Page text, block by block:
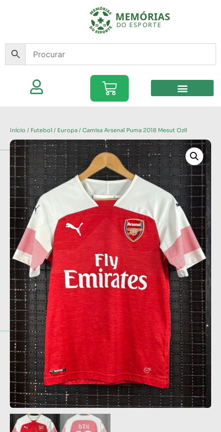
Início / Futebol / Europa / Camisa Arsenal Puma 2018 Mesut Ozil